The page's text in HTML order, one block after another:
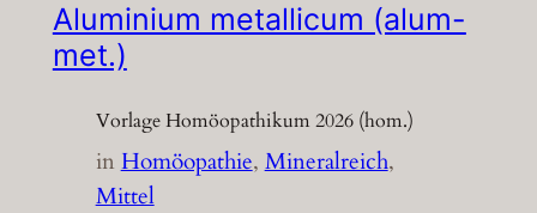
Aluminium metallicum (alum-
met.)
Vorlage Homöopathikum 2026 (hom.)
inHomöopathie, Mineralreich
Mittel